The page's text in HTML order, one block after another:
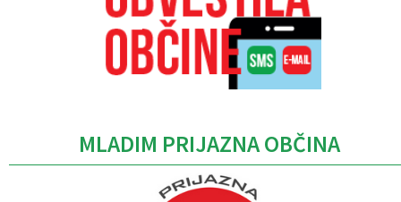
MLADIM PRIJAZNA OBČINA